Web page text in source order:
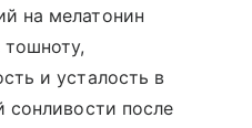
на мелатонин
и усталость в
сонливости после